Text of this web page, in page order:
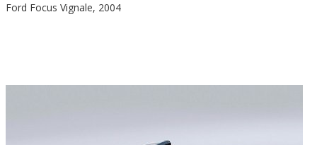
Ford Focus Vignale, 2004